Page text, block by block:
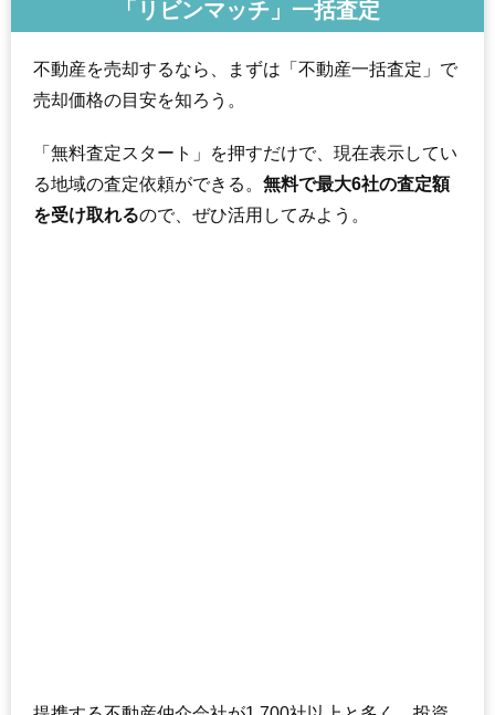
「リビンマッチ」一括査定
不動産を売却するなら、まずは「不動産一括査定」で
売却価格の目安を知ろう。
「無料査定スタート」を押すだけで、現在表示してい
る地域の査定依頼ができる。 無料で最大6社の査定額
を受け取れるので、ぜひ活用してみよう。